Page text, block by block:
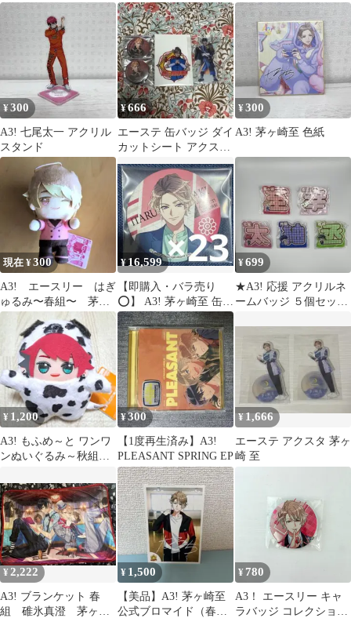
クスタ
とめ売り
¥300
A3! 七尾太一 アクリル
スタンド
¥666
エーステ 缶バッジ ダイ
カットシート アクスタ
至 万里 真澄
¥300
A3! 茅ヶ崎至 色紙
現在 ¥300
A3! エースリー はぎ
ゅるみ〜春組〜 茅ヶ
崎至
¥16,599
【即購入・バラ売り
⭕️】 A3! 茅ヶ崎至 缶バ
ッジ
¥699
★A3! 応援 アクリルネ
ームバッジ ５個セット
¥ 1,200
A3! もふめ～と ワンワ
ンぬいぐるみ～秋組～
¥300
【1度再生済み】A3!
PLEASANT SPRING EP
¥1,666
エーステ アクスタ 茅ヶ
崎 至
¥ 2,222
A3! ブランケット 春
組 碓氷真澄 茅ヶ崎
¥ 1,500
【美品】A3! 茅ヶ崎至
公式ブロマイド（春組 /
¥ 780
A3！ エースリー キャ
ラバッジ コレクション